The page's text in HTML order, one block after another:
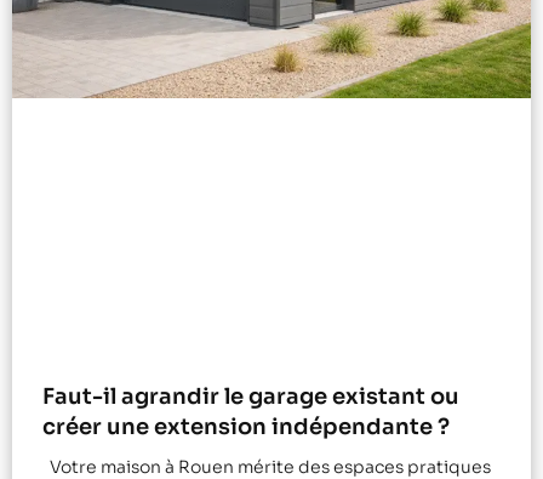
Faut-il agrandir le garage existant ou
créer une extension indépendante ?
Votre maison à Rouen mérite des espaces pratiques